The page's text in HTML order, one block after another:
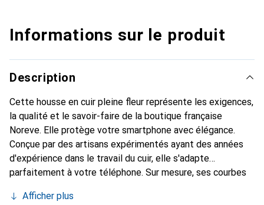
Informations sur le produit
Description
Cette housse en cuir pleine fleur représente les exigences,
la qualité et le savoir-faire de la boutique française
Noreve. Elle protège votre smartphone avec élégance.
Conçue par des artisans expérimentés ayant des années
d'expérience dans le travail du cuir, elle s'adapte
parfaitement à votre téléphone. Sur mesure, ses courbes
devient un accessoire chic et indispensable pour votre
Afficher plus